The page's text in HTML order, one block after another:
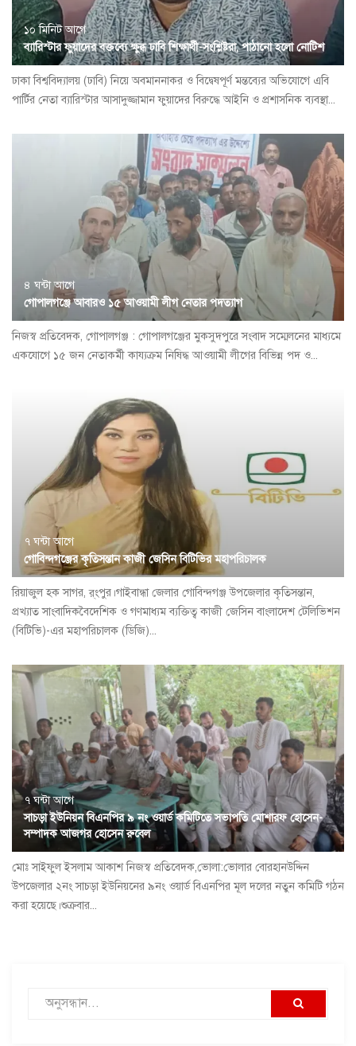
১০ মিনিট আগে
ব্যারিস্টার ফুয়াদের বক্তব্যে ক্ষুব্ধ ঢাবি শিক্ষার্থী-সংশ্লিষ্টরা, পাঠানো হলো নোটিশ
ঢাকা বিশ্ববিদ্যালয় (ঢাবি) নিয়ে অবমাননাকর ও বিদ্বেষপূর্ণ মন্তব্যের অভিযোগে এবি
পার্টির নেতা ব্যারিস্টার আসাদুজ্জামান ফুয়াদের বিরুদ্ধে আইনি ও প্রশাসনিক ব্যবস্থা...
৪ ঘন্টা আগে
গোপালগঞ্জে আবারও ১৫ আওয়ামী লীগ নেতার পদত্যাগ
নিজস্ব প্রতিবেদক, গোপালগঞ্জ : গোপালগঞ্জের মুকসুদপুরে সংবাদ সম্মেলনের মাধ্যমে
একযোগে ১৫ জন নেতাকর্মী কায্যক্রম নিষিদ্ধ আওয়ামী লীগের বিভিন্ন পদ ও...
৭ ঘন্টা আগে
গোবিন্দগঞ্জের কৃতিসন্তান কাজী জেসিন বিটিভির মহাপরিচালক
রিয়াজুল হক সাগর, র্ংপুর।গাইবান্ধা জেলার গোবিন্দগঞ্জ উপজেলার কৃতিসন্তান,
প্রখ্যাত সাংবাদিকবৈদেশিক ও গণমাধ্যম ব্যক্তিত্ব কাজী জেসিন বাংলাদেশ টেলিভিশন
(বিটিভি)-এর মহাপরিচালক (ডিজি)...
৭ ঘন্টা আগে
সাচড়া ইউনিয়ন বিএনপির ৯ নং ওয়ার্ড কমিটিতে সভাপতি মোশারফ হোসেন-
সম্পাদক আজগর হোসেন রুবেল
মোঃ সাইফুল ইসলাম আকাশ নিজস্ব প্রতিবেদক,ভোলা:ভোলার বোরহানউদ্দিন
উপজেলার ২নং সাচড়া ইউনিয়নের ৯নং ওয়ার্ড বিএনপির মূল দলের নতুন কমিটি গঠন
করা হয়েছে।শুক্রবার...